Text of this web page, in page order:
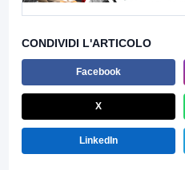
CONDIVIDI L'ARTICOLO
Facebook
X
LinkedIn